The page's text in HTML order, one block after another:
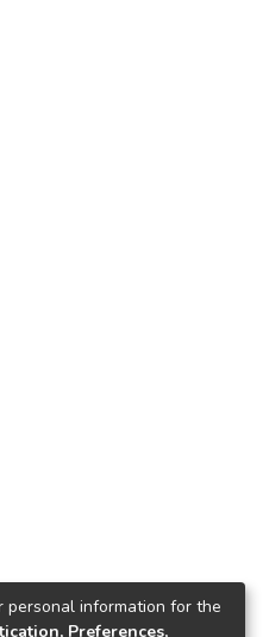
personal information for the
Preferences,